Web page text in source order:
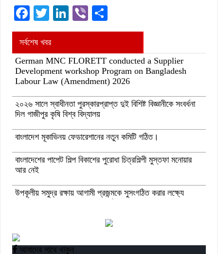
Facebook
TwitterLinkedIn
Viber
সর্বশেষ খবর
German MNC FLORETT conducted a Supplier
Development workshop Program on Bangladesh
Labour Law (Amendment) 2026
২০২৬ সালে স্বাধীনতা পুরস্কারপ্রাপ্ত দুই বিশিষ্ট বিজ্ঞানীকে সংবর্ধনা
দিল গাজীপুর কৃষি বিশ্ব বিদ্যালয়
বাংলাদেশ মূকাভিনয় ফেডারেশানের নতুন কমিটি গঠিত।
বাংলাদেশের পাপেট শিল্প বিকাশের পুরোধা চিত্রশিল্পী মুস্তফা মনোয়ার
আর নেই
উপকূলীয় সমুদ্র রক্ষায় আগামী প্রজন্মকে সুসংগঠিত করার লক্ষ্যে
“বাংলাদেশ ইনস্টিটিউট অব ট্যুরিজম অ্যান্ড হসপিটালিটি” তে ৬ মাস
মেয়াদী চারটি সার্টিফিকেট কোর্সে ভর্তি শুরু হয়েছে।
আমাদের সাথে থাকুন